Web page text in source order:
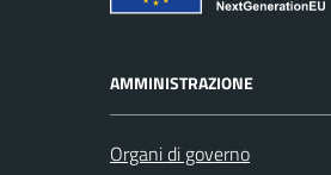
AMMINISTRAZIONE
Organi di governo